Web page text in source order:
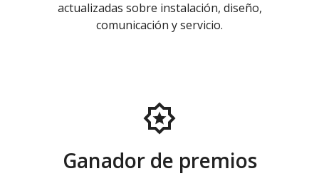
actualizadas sobre instalación, diseño,
comunicación y servicio.
Ganador de premios